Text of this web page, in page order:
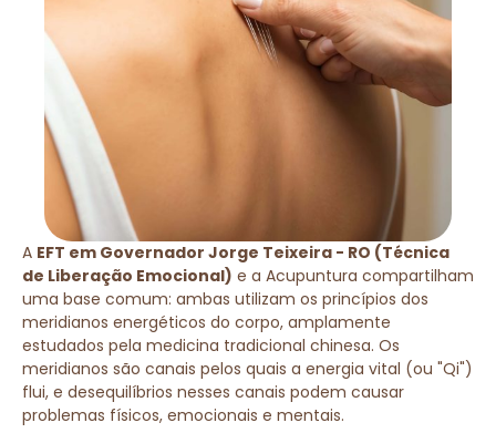
A EFT em Governador Jorge Teixeira - RO (Técnica
de Liberação Emocional) e a Acupuntura compartilham
uma base comum: ambas utilizam os princípios dos
meridianos energéticos do corpo, amplamente
estudados pela medicina tradicional chinesa. Os
meridianos são canais pelos quais a energia vital (ou "Qi")
flui, e desequilíbrios nesses canais podem causar
problemas físicos, emocionais e mentais.